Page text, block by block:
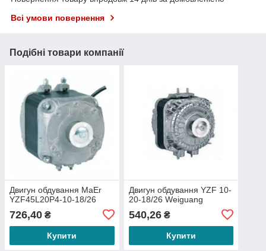
Всі умови повернення
Подібні товари компанії
Двигун обдування MaEr
YZF45L20P4-10-18/26
726,40 ₴
Купити
Двигун обдування YZF 10-
20-18/26 Weiguang
540,26₴
Купити